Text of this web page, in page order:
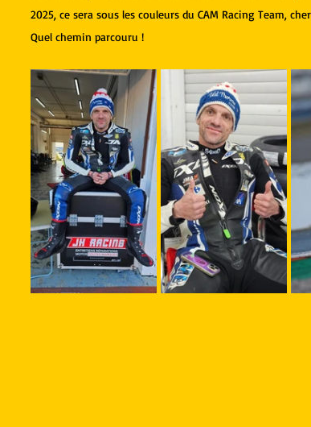
2025, ce sera sous les couleurs du CAM Racing Team,
Quel chemin parcouru !